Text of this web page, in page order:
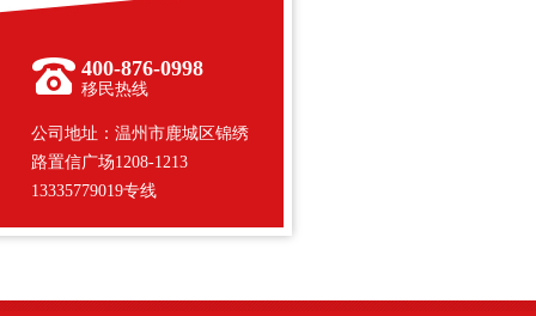
400-876-0998
移民热线
公司地址：温州市鹿城区锦绣
路置信广场1208-1213
13335779019专线